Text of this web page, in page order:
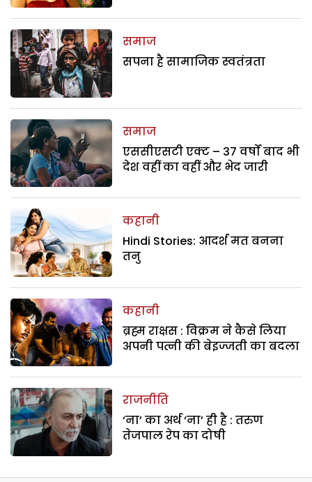
समाज
सपना है सामाजिक स्वतंत्रता
समाज
एससीएसटी एक्ट – 37 वर्षों बाद भी
देश वहीं का वहीं और भेद जारी
कहानी
Hindi Stories: आदर्श मत बनना
तनु
कहानी
ब्रह्म राक्षस : विक्रम ने कैसे लिया
अपनी पत्नी की बेइज्जती का बदला
राजनीति
‘ना’ का अर्थ ‘ना’ ही है : तरुण
तेजपाल रेप का दोषी